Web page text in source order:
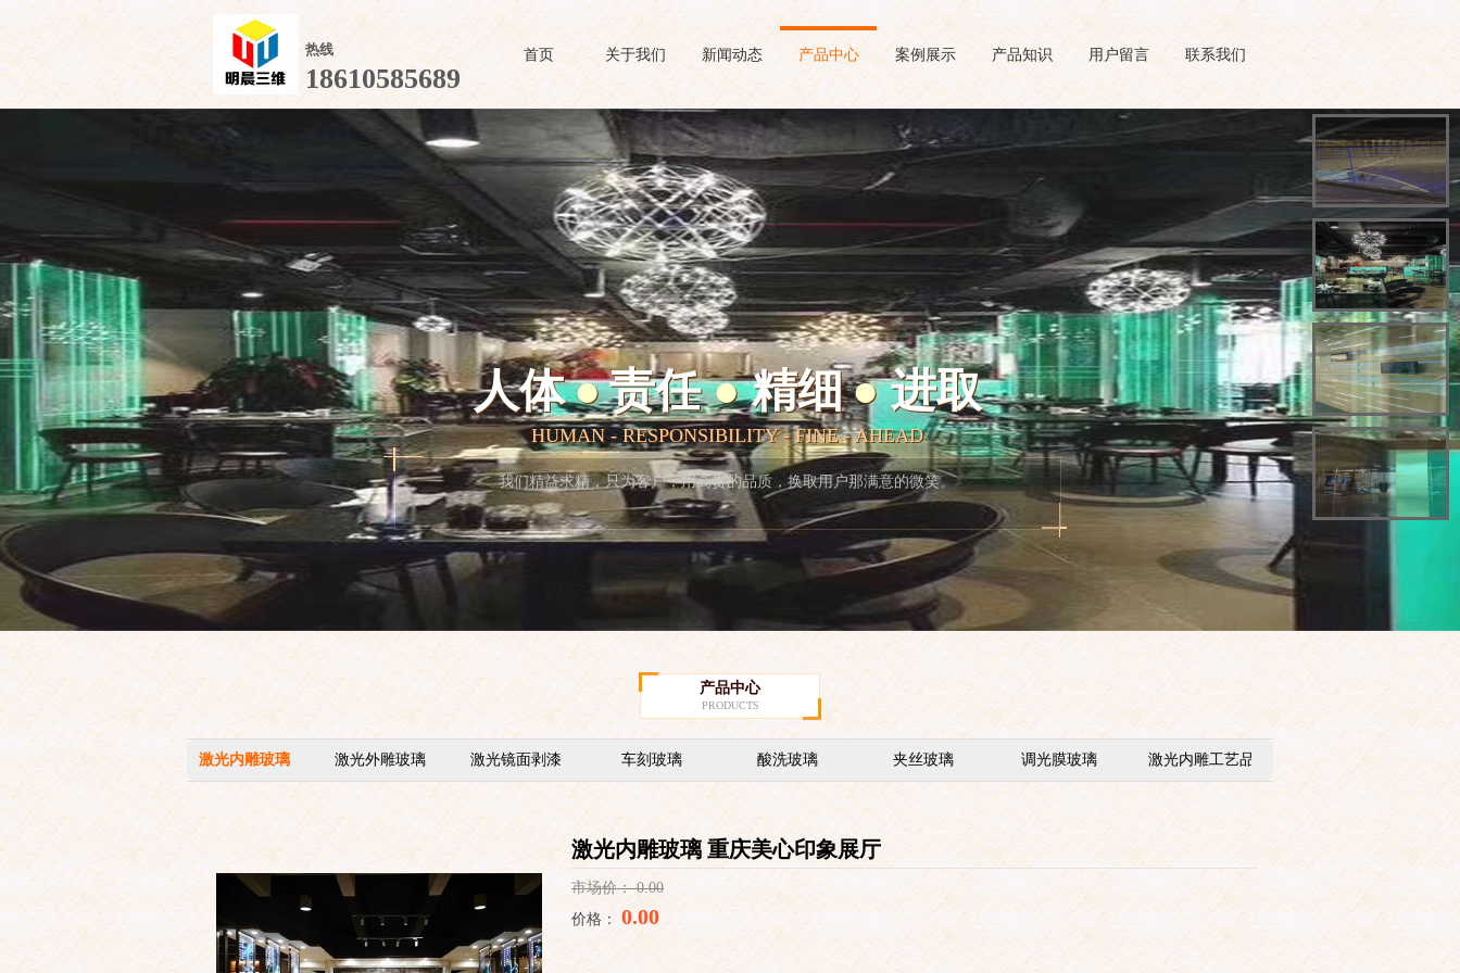
首页 关于我们 新闻动态 产品中心 案例展示 产品知识 用户留言 联系我们
热线
18610585689
人体●责任 ● 精细● 进取
HUMAN - RESPONSIBILITY - FINE - AHEAD
人体●责任 ● 精细● 进取
HUMAN- RESPONSIBILITY - FINE - AHEAD
我们精益求精，只为客户，用高贵的品质，换取用户那满意的微笑。
产品中心
PRODUCTS
激光内雕玻璃 激光外雕玻璃 激光镜面剥漆 车刻玻璃 酸洗玻璃 夹丝玻璃 调光膜玻璃 激光内雕工艺品
激光内雕玻璃 重庆美心印象展厅
市场价：0.00
价格： 0.00